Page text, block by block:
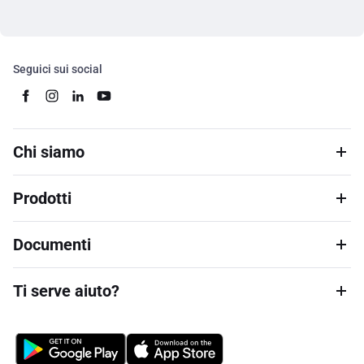
Seguici sui social
Chi siamo
Prodotti
Documenti
Ti serve aiuto?